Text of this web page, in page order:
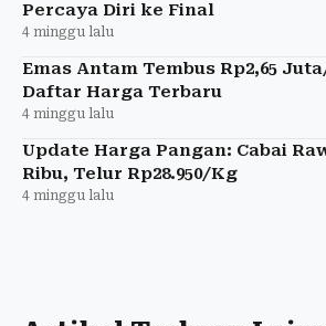
Percaya Diri ke Final
4 minggu lalu
Emas Antam Tembus Rp2,65
Daftar Harga Terbaru
4 minggu lalu
Update Harga Pangan: Cabai
Ribu, Telur Rp28.950/Kg
4 minggu lalu